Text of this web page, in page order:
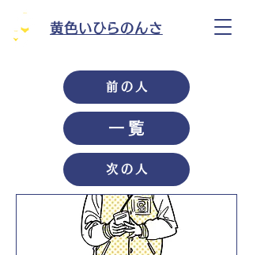
黄色いひらのんさ
前の人
一覧
次の人